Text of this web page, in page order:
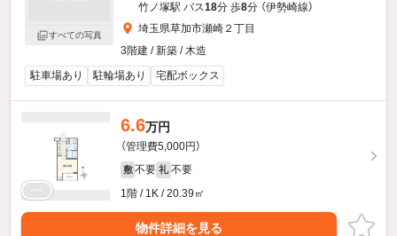
すべての写真
竹ノ塚駅 バス18分 歩8分 （伊勢崎線）
埼玉県草加市瀬崎２丁目
3階建 / 新築 / 木造
駐車場あり
駐輪場あり 宅配ボックス
6.6万円
（管理費5,000円）
敷 不要 礼 不要
1階 / 1K / 20.39㎡
物件詳細を見る